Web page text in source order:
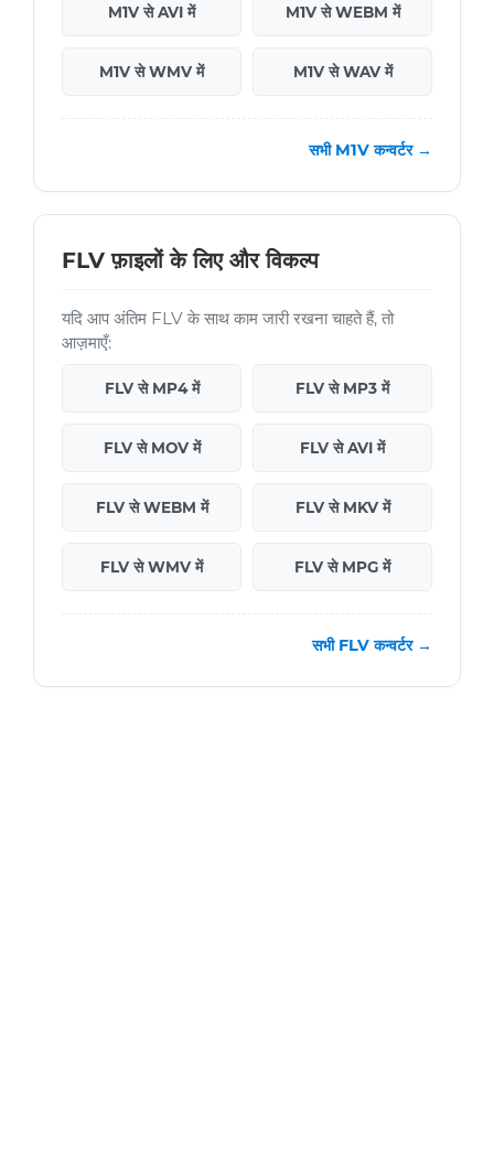
M1V से AVI में M1V से WEBM में
M1V से WMV में M1V से WAV में
सभी M1V कन्वर्टर →
FLV फ़ाइलों के लिए और विकल्प
यदि आप अंतिम FLV के साथ काम जारी रखना चाहते हैं, तो
आज़माएँ:
FLV से MP4 में FLV से MP3 में
FLV से MOV में FLV से AVI में
FLV से WEBM में FLV से MKV में
FLV से WMV में FLV से MPG में
सभी FLV कन्वर्टर →